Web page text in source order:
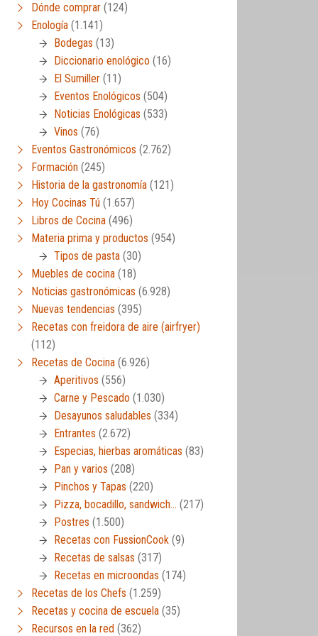
Dónde comprar (124)
Enología (1.141)
Bodegas (13)
Diccionario enológico (16)
El Sumiller (11)
Eventos Enológicos (504)
Noticias Enológicas (533)
Vinos (76)
Eventos Gastronómicos (2.762)
Formación (245)
Historia de la gastronomía (121)
Hoy Cocinas Tú (1.657)
Libros de Cocina (496)
Materia prima y productos (954)
Tipos de pasta (30)
Muebles de cocina (18)
Noticias gastronómicas (6.928)
Nuevas tendencias (395)
Recetas con freidora de aire (airfryer)
(112)
Recetas de Cocina (6.926)
Aperitivos (556)
Carne y Pescado (1.030)
Desayunos saludables (334)
Entrantes (2.672)
Especias, hierbas aromáticas (83)
Pan y varios (208)
Pinchos y Tapas (220)
Pizza, bocadillo, sandwich… (217)
Postres (1.500)
Recetas con FussionCook (9)
Recetas de salsas (317)
Recetas en microondas (174)
Recetas de los Chefs (1.259)
Recetas y cocina de escuela (35)
Recursos en la red (362)